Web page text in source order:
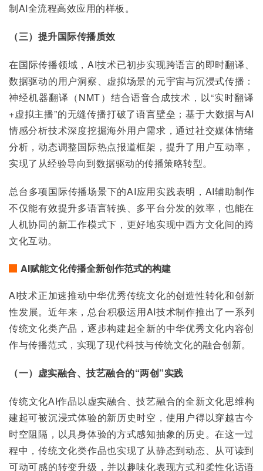
制AI全流程高效应用的样板。
（三）提升国际传播质效
在国际传播领域，AI技术已初步实现跨语言的即时翻译、
数据驱动的用户洞察、虚拟场景的元宇宙与沉浸式传播：
神经机器翻译（NMT）结合语音合成技术，以“实时翻译
+虚拟主播”的无缝传播打破了语言壁垒；基于大数据与AI
情感分析技术深度挖掘海外用户需求，通过社交媒体情绪
分析，动态调整国际热点报道框架，提升了用户互动率，
实现了从经验导向到数据驱动的传播策略转型。
总台多项国际传播场景下的AI应用实践表明，AI辅助制作
不仅能有效提升多语言转换、多平台分发的效率，也能在
人机协同的新工作模式下，更好地实现中西方文化间的跨
文化互动。
AI赋能文化传播全新创作范式的构建
AI技术正加速推动中华优秀传统文化的创造性转化和创新
性发展。近年来，总台积极运用AI技术制作推出了一系列
传统文化类产品，逐步构建起全新的中华优秀文化内容创
作与传播范式，实现了现代科技与传统文化的融合创新。
（一）虚实融合、技艺融合的“两创”实践
传统文化AI作品以虚实融合、技艺融合的全新文化思维构
建起可被沉浸式体验的新历史时空，使用户得以穿越古今
时空阻隔，以具身体验的方式感知抽象的历史。在这一过
程中，传统文化类作品也实现了从静态到动态、从可读到
可动可感的转变升级，并以趣味化表现方式和柔性化话语